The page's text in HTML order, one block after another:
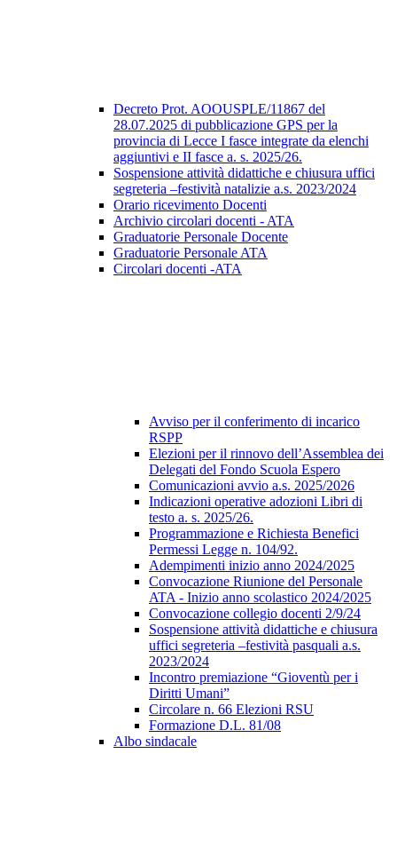
Decreto Prot. AOOUSPLE/11867 del
28.07.2025 di pubblicazione GPS per la
provincia di Lecce I fasce integrate da elenchi
aggiuntivi e II fasce a. s. 2025/26.
Sospensione attività didattiche e chiusura uffici
segreteria –festività natalizie a.s. 2023/2024
Orario ricevimento Docenti
Archivio circolari docenti - ATA
Graduatorie Personale Docente
Graduatorie Personale ATA
Circolari docenti -ATA
Avviso per il conferimento di incarico
RSPP
Elezioni per il rinnovo dell’Assemblea dei
Delegati del Fondo Scuola Espero
Comunicazioni avvio a.s. 2025/2026
Indicazioni operative adozioni Libri di
testo a. s. 2025/26.
Programmazione e Richiesta Benefici
Permessi Legge n. 104/92.
Adempimenti inizio anno 2024/2025
Convocazione Riunione del Personale
ATA - Inizio anno scolastico 2024/2025
Convocazione collegio docenti 2/9/24
Sospensione attività didattiche e chiusura
uffici segreteria –festività pasquali a.s.
2023/2024
Incontro premiazione “Gioventù per i
Diritti Umani”
Circolare n. 66 Elezioni RSU
Formazione D.L. 81/08
Albo sindacale